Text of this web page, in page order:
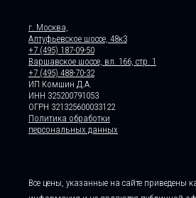
г. Москва,
Алтуфьевское шоссе, 48к3
+7 (495) 187-09-50
Варшавское шоссе, вл. 166, стр. 1
+7 (495) 488-70-32
ИП Комшин Д.А.
ИНН 325200791053
ОГРН 321325600033122
Политика обработки
персональных данных
Все цены, указанные на сайте приведены